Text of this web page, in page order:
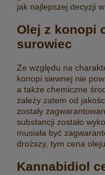
jak najlepszej decyzji
Olej z konopi
surowiec
Ze względu na
konopi siewnej nie
a także chemiczne
zależy zatem od
zostały
substancji zostało
musiała być
droższy, tym cena
Kannabidiol